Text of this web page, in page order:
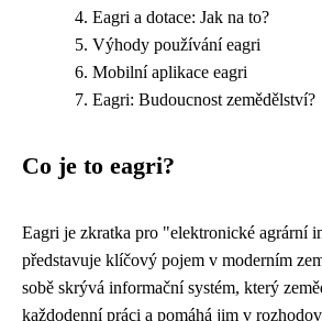
Eagri a dotace: Jak na to?
Výhody používání eagri
Mobilní aplikace eagri
Eagri: Budoucnost zemědělství?
Co je to eagri?
Eagri je zkratka pro "elektronické agrární
představuje klíčový pojem v moderním
sobě skrývá informační systém, který
každodenní práci a pomáhá jim v